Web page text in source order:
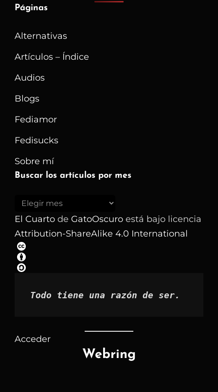
Páginas
Alternativas
Artículos – Índice
Audios
Blogs
Fediamor
Fedisucks
Sobre mí
Buscar los artículos por mes
Buscar
los
artículos
por
mes
El Cuarto de GatoOscuro está bajo licencia
Attribution-ShareAlike 4.0 International
Todo tiene una razón de ser.
Acceder
Webring